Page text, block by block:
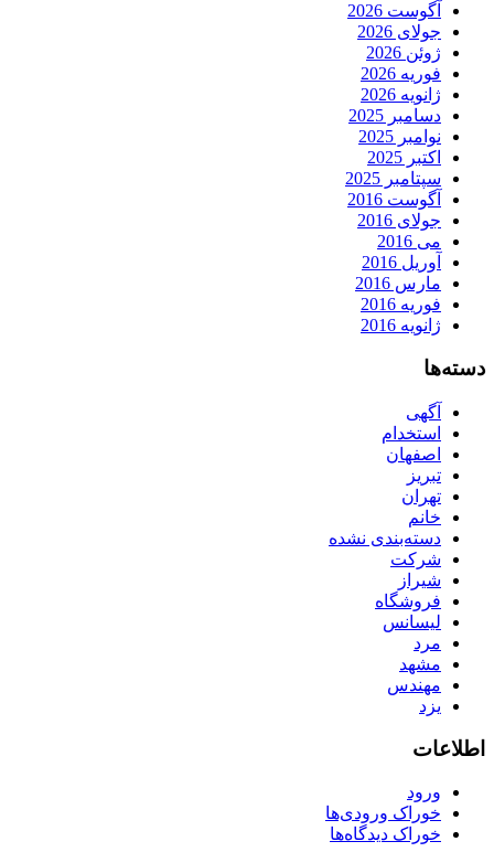
آگوست 2026
جولای 2026
ژوئن 2026
فوریه 2026
ژانویه 2026
دسامبر 2025
نوامبر 2025
اکتبر 2025
سپتامبر 2025
آگوست 2016
جولای 2016
می 2016
آوریل 2016
مارس 2016
فوریه 2016
ژانویه 2016
دسته‌ها
آگهی
استخدام
اصفهان
تبریز
تهران
خانم
دسته‌بندی نشده
شرکت
شیراز
فروشگاه
لیسانس
مرد
مشهد
مهندس
یزد
اطلاعات
ورود
خوراک ورودی‌ها
خوراک دیدگاه‌ها